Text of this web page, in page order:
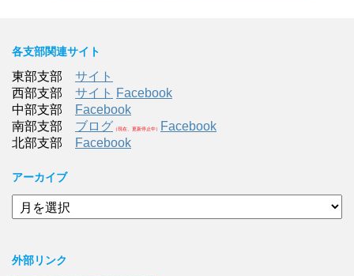
各支部関連サイト
東部支部 サイト
西部支部 サイト Facebook
中部支部
Facebook
南部支部 ブログ （現在、更新停止中）
Facebook
北部支部
Facebook
アーカイブ
ア
ー
ブ
外部リンク